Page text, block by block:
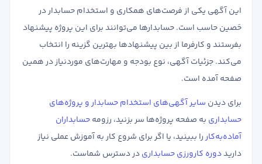
این آگهی یکی از فرصت‌های همکاری و استخدام حسابدار در
حَصین حاسب است. حسابدارها می‌توانند برای این پروژه پیشنهاد
بفرستند و کارفرما از بین پیشنهادها بهترین گزینه را انتخاب
می‌کند. جزئیات آگهی، نوع بودجه و مهارت‌های موردنیاز در همین
صفحه آمده است.
برای دیدن سایر آگهی‌های استخدام حسابدار و پروژه‌های
حسابداری به صفحه پروژه‌ها سر بزنید، رزومهحسابداران
آماده‌به‌کاررا ببینید، یا اگر برای شروع کار به آموزش عملی نیاز
داریددوره کارورزی حسابداریدر دسترس شماست.